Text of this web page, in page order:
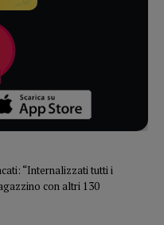
“Internalizzati tutti i
con altri 130